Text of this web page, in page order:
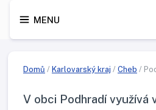
MENU
Domů / Karlovarský kraj / Cheb /
V obci Podhradí využívá